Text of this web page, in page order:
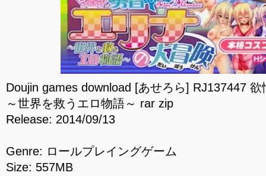
Doujin games download [あせろら] RJ137447
～世界を救うエロ物語～ rar zip
Release: 2014/09/13
Genre: ロールプレイングゲーム
Size: 557MB